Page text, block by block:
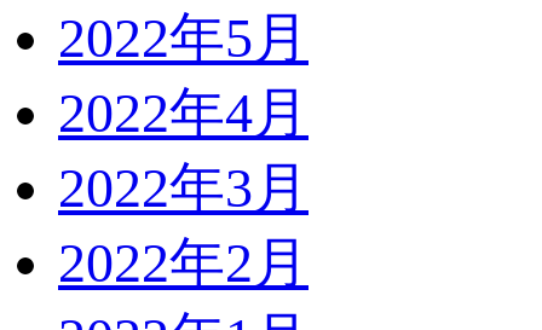
2022年5月
2022年4月
2022年3月
2022年2月